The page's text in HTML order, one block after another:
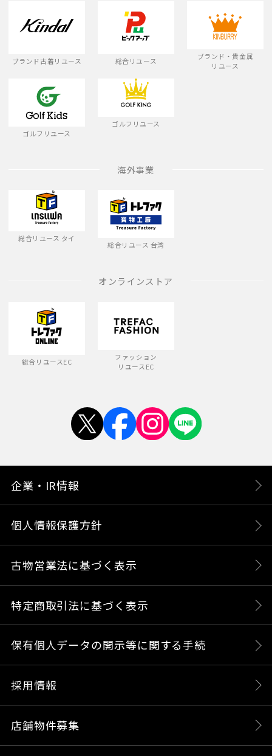
ブランド古着リユース 総合リユース
ブランド・貴金属
リユース
ゴルフリユース
ゴルフリユース
海外事業
総合リユース タイ
総合リユース 台湾
オンラインストア
総合リユースEC
ファッション
リユースEC
企業・IR情報
個人情報保護方針
古物営業法に基づく表示
特定商取引法に基づく表示
保有個人データの開示等に関する手続
採用情報
店舗物件募集